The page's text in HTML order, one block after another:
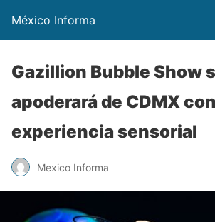
México Informa
Gazillion Bubble Show
apoderará de CDMX
experiencia sensorial
Mexico Informa